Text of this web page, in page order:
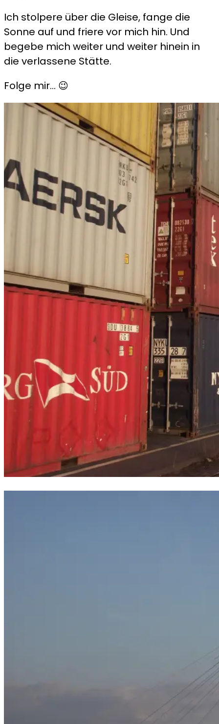
Ich stolpere über die Gleise, fange die
Sonne auf und friere vor mich hin. Und
begebe mich weiter und weiter hinein in
die verlassene Stätte.
Folge mir… 😉